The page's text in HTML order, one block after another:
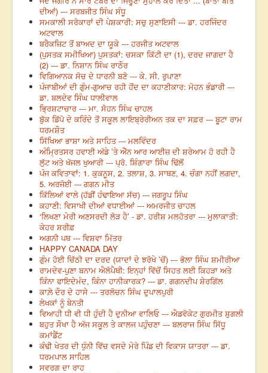
ਦੀਆਂ) --- ਸਰਬਜੀਤ ਸਿੰਘ ਸੰਧੂ
ਸਮਕਾਲੀ ਸਰੋਕਾਰਾਂ ਦੀ ਪੇਸ਼ਕਾਰੀ: ਸਚੁ ਸੁਣਾਇਸੀ --- ਡਾ. ਹਰਜਿੰਦਰ
ਅਟਵਾਲ
ਬਰੈਕਜ਼ਿਟ ਤੋਂ ਬਾਅਦ ਦਾ ਯੂਕੇ --- ਹਰਜੀਤ ਅਟਵਾਲ
(ਪੁਸਤਕ ਸਮੀਖਿਆ) ਪੁਸਤਕਾਂ: ਚਸਕਾ ਕਿੱਟੀ ਦਾ (1), ਦਰਦ ਜਾਗਦਾ ਹੈ
(2) --- ਡਾ. ਨਿਸ਼ਾਨ ਸਿੰਘ ਰਾਠੌਰ
ਵਿਗਿਆਨਕ ਸੋਚ ਦੇ ਧਾਰਨੀ ਬਣੋ --- ਕੇ. ਸੀ. ਰੁਪਾਣਾ
ਪੰਜਾਬੀਆਂ ਦੀ ਗੁੰਮ-ਗੁਆਚ ਰਹੀ ਹੋਂਦ ਦਾ ਕਹਾਣੀਕਾਰ: ਮੋਹਨ ਭੰਡਾਰੀ ---
ਡਾ. ਬਲਦੇਵ ਸਿੰਘ ਧਾਲੀਵਾਲ
ਭ੍ਰਿਸ਼ਟਾਚਾਰ --- ਮਾ. ਸੋਹਨ ਸਿੰਘ ਚਾਹਲ
ਬੁੱਕ ਡਿੱਪੋ ਦੇ ਕਰਿੰਦੇ ਤੋਂ ਸਕੂਲ ਲਾਇਬ੍ਰੇਰੀਅਨ ਤਕ ਦਾ ਸਫ਼ਰ --- ਬੂਟਾ ਰਾਮ
ਧਰਮਸ਼ੌਤ
ਸਿੱਖਿਆ ਭਾਸ਼ਾ ਅਤੇ ਸਾਹਿਤ --- ਮਲਵਿੰਦਰ
ਅੰਮ੍ਰਿਤਸਰ ਹਵਾਈ ਅੱਡੇ ’ਤੇ ਐੱਨ ਆਰ ਆਈਜ਼ ਦੀ ਸ਼ਰੇਆਮ ਹੋ ਰਹੀ ਹੈ
ਲੁੱਟ ਅਤੇ ਖੱਜਲ ਖੁਆਰੀ --- ਪ੍ਰੋ. ਸ਼ਿੰਗਾਰਾ ਸਿੰਘ ਢਿੱਲੋਂ
ਪੰਜ ਕਵਿਤਾਵਾਂ: 1. ਕੁਕਨੂਸ, 2. ਤਲਾਸ਼, 3. ਸਾਥਣ, 4. ਚੰਗਾ ਨਹੀਂ ਲਗਦਾ,
5. ਅਰਜੋਈ --- ਗਗਨ ਮੀਤ
ਕਿੱਲਿਆਂ ਵਾਲੇ (ਹੱਡੀਂ ਹੰਢਾਇਆ ਸੱਚ) --- ਜਗਰੂਪ ਸਿੰਘ
ਕਹਾਣੀ: ਵਿਸਾਖੀ ਦੀਆਂ ਵਧਾਈਆਂ --- ਅਮਰਜੀਤ ਚਾਹਲ
‘ਲਿਖਣਾ ਮੇਰੀ ਅਣਸਰਦੀ ਲੋੜ ਹੈ’ - ਡਾ. ਹਰੀਸ਼ ਮਲਹੋਤਰਾ --- ਮੁਲਾਕਾਤੀ:
ਕੇਹਰ ਸ਼ਰੀਫ਼
ਅਗਨੀ ਪਥ --- ਵਿਸ਼ਵਾ ਮਿੱਤਰ
HAPPY CANADA DAY
ਗੁੰਮ ਹੋਈ ਚਿੱਠੀ ਦਾ ਦਰਦ (ਯਾਦਾਂ ਦੇ ਝਰੋਖੇ ’ਚੋਂ) --- ਭੋਲਾ ਸਿੰਘ ਸ਼ਮੀਰੀਆ
ਰਾਮਦੇਵ-ਪੁਣਾ ਬਨਾਮ ਐਲੋਪੈਥੀ: ਇਨ੍ਹਾਂ ਵਿੱਚੋਂ ਸਿਹਤ ਲਈ ਕਿਹੜਾ ਅਤੇ
ਕਿੰਨਾ ਫਾਇਦੇਮੰਦ, ਕਿੰਨਾ ਹਾਨੀਕਾਰਕ? --- ਡਾ. ਗਗਨਦੀਪ ਸ਼ੇਰਗਿੱਲ
ਕਾਲ਼ੇ ਦੌਰ ਦੇ ਹਾਸੇ --- ਤਰਲੋਚਨ ਸਿੰਘ ਦੁਪਾਲਪੁਰੀ
ਲੇਖਕਾਂ ਨੂੰ ਬੇਨਤੀ
ਵਿਆਹੀ ਧੀ ਵੀ ਧੀ ਹੁੰਦੀ ਹੈ ਦੁਨੀਆ ਵਾਲਿਓ --- ਐਡਵੋਕੇਟ ਗੁਰਮੀਤ ਸ਼ੁਗਲੀ
ਬਹੁਤ ਸੌਖਾ ਹੈ ਅੱਜ ਸਕੂਲ ਤੇ ਕਾਲਜ ਪਹੁੰਚਣਾ --- ਬਲਰਾਜ ਸਿੰਘ ਸਿੱਧੂ
ਕਮਾਂਡੈਂਟ
ਕੰਢੀ ਖੇਤਰ ਦੀ ਧੁੰਨੀ ਵਿੱਚ ਵਸਦੇ ਮੇਰੇ ਪਿੰਡ ਦੀ ਵਿਕਾਸ ਯਾਤਰਾ --- ਡਾ.
ਧਰਮਪਾਲ ਸਾਹਿਲ
ਸਵਰਗ ਦਾ ਰਾਹ